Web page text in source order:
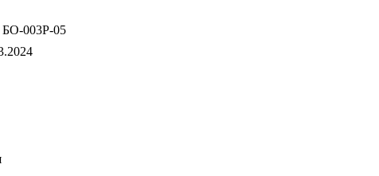
БО-003Р-05